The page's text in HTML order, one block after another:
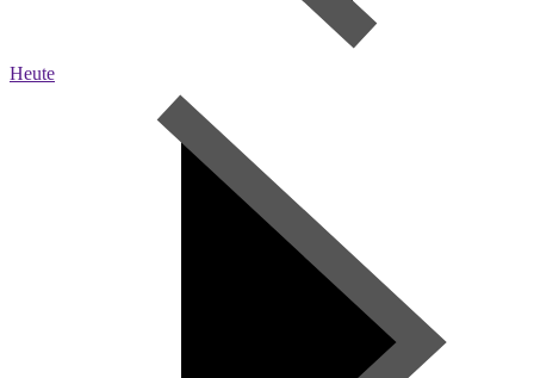
Heute